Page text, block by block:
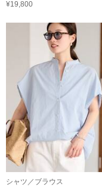
¥19,800
シャツ／ブラウス